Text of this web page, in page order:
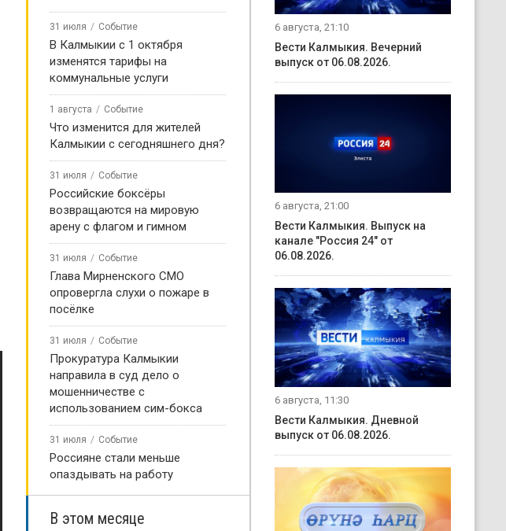
31 июля Событие
В Калмыкии с 1 октября
изменятся тарифы на
коммунальные услуги
1 августа Событие
Что изменится для жителей
Калмыкии с сегодняшнего дня?
31 июля Событие
Российские боксёры
возвращаются на мировую
арену с флагом и гимном
31 июля Событие
Глава Мирненского СМО
опровергла слухи о пожаре в
посёлке
31 июля Событие
Прокуратура Калмыкии
направила в суд дело о
мошенничестве с
использованием сим-бокса
31 июля Событие
Россияне стали меньше
опаздывать на работу
В этом месяце
6 августа, 21:10
Вести Калмыкия. Вечерний
выпуск от 06.08.2026.
6 августа, 21:00
Вести Калмыкия. Выпуск на
канале "Россия 24" от
06.08.2026.
6 августа, 11:30
Вести Калмыкия. Дневной
выпуск от 06.08.2026.